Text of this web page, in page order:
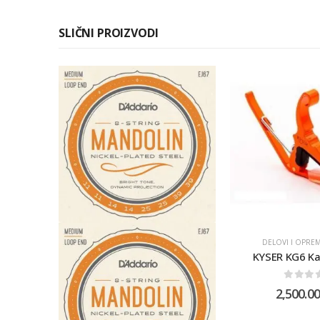
SLIČNI PROIZVODI
DELOVI I
KYSER KG6
2,500.00